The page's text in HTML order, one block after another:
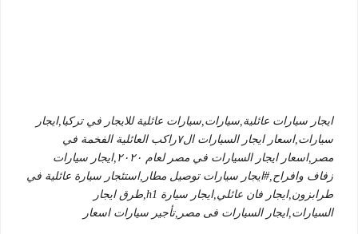
ايجار سيارات عائلية,سيارات,سيارات عائلية للايجار في تركيا,ايجار
سيارات,اسعار ايجار السيارات ال٧راكب العائلية الفخمة في
مصر,اسعار ايجار السيارات في مصر لعام ٢٠٢٠,ايجار سيارات
زفاف وافراح,#ايجار سيارات توصيل مطار,استئجار سيارة عائلية في
طرابزون,ايجار فان عائلي,ايجار سيارة h1,طرق ايجار
السيارات,ايجار السيارات فى مصر,تأجير سيارات اسعار